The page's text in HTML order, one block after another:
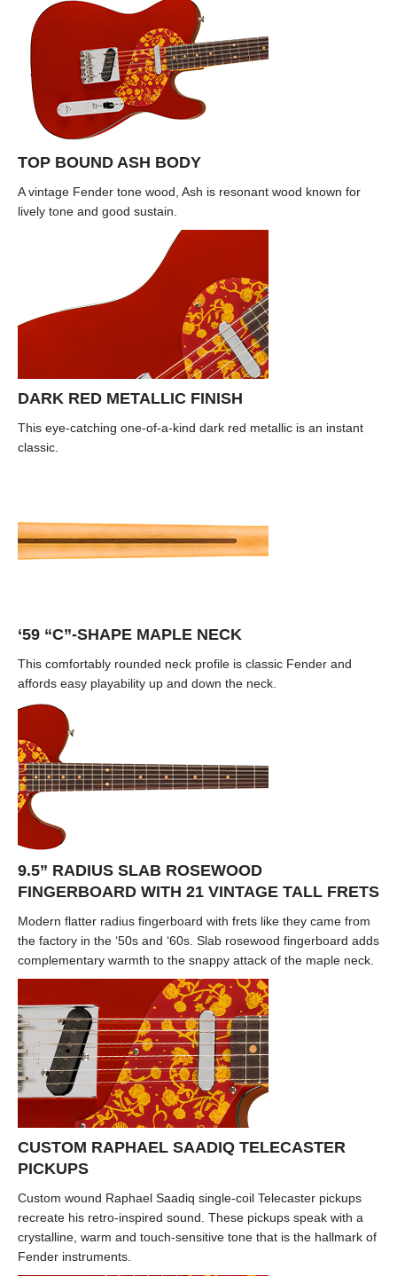
TOP BOUND ASH BODY
A vintage Fender tone wood, Ash is resonant wood known for
lively tone and good sustain.
DARK RED METALLIC FINISH
This eye-catching one-of-a-kind dark red metallic is an instant
classic.
‘59 “C”-SHAPE MAPLE NECK
This comfortably rounded neck profile is classic Fender and
affords easy playability up and down the neck.
9.5” RADIUS SLAB ROSEWOOD
FINGERBOARD WITH 21 VINTAGE TALL FRETS
Modern flatter radius fingerboard with frets like they came from
the factory in the ‘50s and ‘60s. Slab rosewood fingerboard adds
complementary warmth to the snappy attack of the maple neck.
CUSTOM RAPHAEL SAADIQ TELECASTER
PICKUPS
Custom wound Raphael Saadiq single-coil Telecaster pickups
recreate his retro-inspired sound. These pickups speak with a
crystalline, warm and touch-sensitive tone that is the hallmark of
Fender instruments.